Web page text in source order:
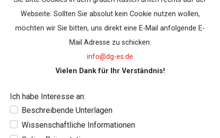
Webseite. Sollten Sie absolut kein Cookie nutzen wollen,
möchten wir Sie bitten, uns direkt eine E-Mail anfolgende E-
Mail Adresse zu schicken:
info@dg-es.de
Vielen Dank für Ihr Verständnis!
Ich habe Interesse an:
Beschreibende Unterlagen
Wissenschaftliche Informationen